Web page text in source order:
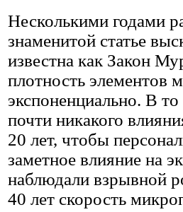
Несколькими годами
знаменитой статье
известна как Закон
плотность элементов
экспоненциально. В
почти никакого
20 лет, чтобы
заметное влияние на
наблюдали взрывной
40 лет скорость